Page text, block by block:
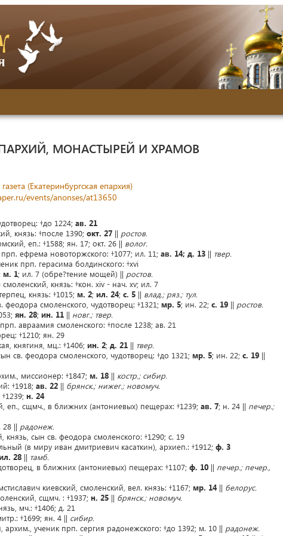
МОНАСТЫРЕЙ И ХРАМОВ
(Екатеринбургская епархия)
events/anonses/at13650
†до 1224; ав. 21
князь: †после 1390; окт. 27 || ростов.
еп.: †1588; ян. 17; окт. 26 || волог.
ефрема новоторжского: †1077; ил. 11; ав. 14; д. 13 || твер.
прп. герасима болдинского: †xvi
м. 1; ил. 7 (обре?тение мощей) || ростов.
князь: †кон. xiv - нач. xv; ил. 7
князь: †1015; м. 2; ил. 24; с. 5 || влад.; ряз.; тул.
феодора смоленского, чудотворец: †1321; мр. 5; ин. 22; с. 19 || ростов.
ян. 28; ин. 11 || новг.; твер.
авраамия смоленского: †после 1238; ав. 21
†1210; ян. 29
княгиня, мц.: †1406; ин. 2; д. 21 || твер.
св. феодора смоленского, чудотворец: †до 1321; мр. 5; ин. 22; с. 19 ||
миссионер: †1847; м. 18 || костр.; сибир.
†1918; ав. 22 || брянск.; нижег.; новомуч.
н. 24
еп., сщмч., в ближних (антониевых) пещерах: †1239; ав. 7; н. 24 || печер.;
28 || радонеж.
сын св. феодора смоленского: †1290; с. 19
(в миру иван дмитриевич касаткин), архиеп.: †1912; ф. 3
28 || тамб.
в ближних (антониевых) пещерах: †1107; ф. 10 || печер.; печер.,
киевский, смоленский, вел. князь: †1167; мр. 14|| белорус.
сщмч. : †1937; н. 25 || брянск.; новомуч.
мч.: †1406; д. 21
†1699; ян. 4 || сибир.
ученик прп. сергия радонежского: †до 1392; м. 10 || радонеж.